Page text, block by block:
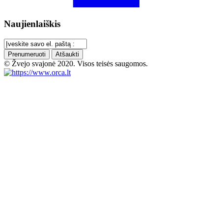
Naujienlaiškis
Prenumeruoti Atšaukti
© Žvejo svajonė 2020. Visos teisės saugomos.